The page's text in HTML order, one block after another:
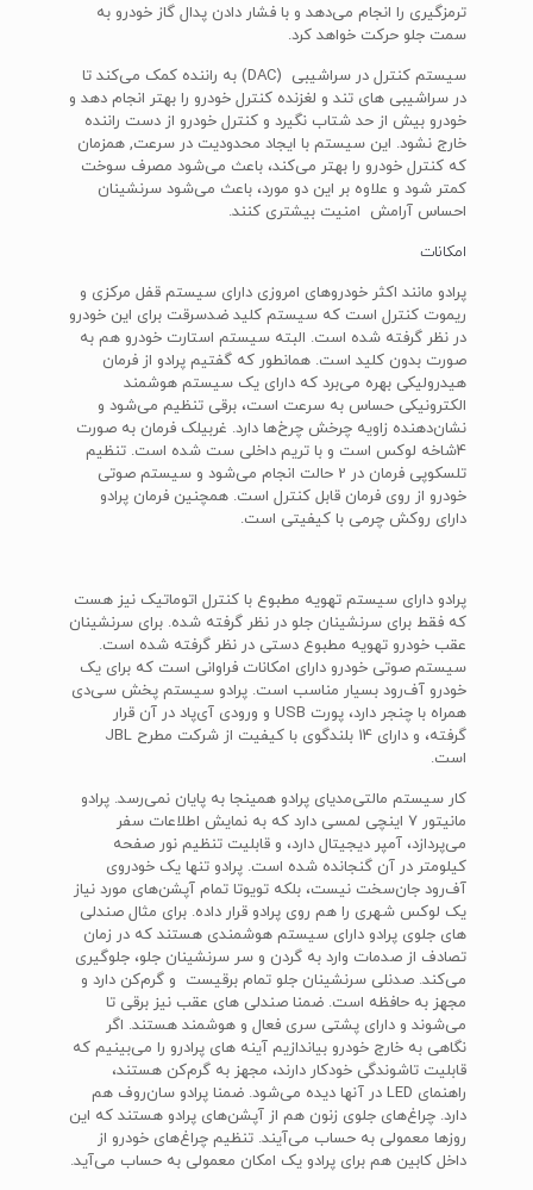
ترمزگیری را انجام می‌دهد و با فشار دادن پدال گاز خودرو به
سمت جلو حرکت خواهد کرد.
سیستم کنترل در سراشیبی (DAC) به راننده کمک می‌کند تا
در سراشیبی های تند و لغزنده کنترل خودرو را بهتر انجام دهد و
خودرو بیش از حد شتاب نگیرد و کنترل خودرو از دست راننده
خارج نشود. این سیستم با ایجاد محدودیت در سرعت, همزمان
که کنترل خودرو را بهتر می‌کند، باعث می‌شود مصرف سوخت
کمتر شود و علاوه بر این دو مورد، باعث می‌شود سرنشینان
احساس آرامش امنیت بیشتری کنند.
امکانات
پرادو مانند اکثر خودروهای امروزی دارای سیستم قفل مرکزی و
ریموت کنترل است که سیستم کلید ضدسرقت برای این خودرو
در نظر گرفته شده است. البته سیستم استارت خودرو هم به
صورت بدون کلید است. همانطور که گفتیم پرادو از فرمان
هیدرولیکی بهره می‌برد که دارای یک سیستم هوشمند
الکترونیکی حساس به سرعت است، برقی تنظیم می‌شود و
نشان‌دهنده زاویه چرخش چرخ‌ها دارد. غربیلک فرمان به صورت
4شاخه لوکس است و با تریم داخلی ست شده است. تنظیم
تلسکوپی فرمان در 2 حالت انجام می‌شود و سیستم صوتی
خودرو از روی فرمان قابل کنترل است. همچنین فرمان پرادو
دارای روکش چرمی با کیفیتی است.
پرادو دارای سیستم تهویه مطبوع با کنترل اتوماتیک نیز هست
که فقط برای سرنشینان جلو در نظر گرفته شده. برای سرنشینان
عقب خودرو تهویه مطبوع دستی در نظر گرفته شده است.
سیستم صوتی خودرو دارای امکانات فراوانی است که برای یک
خودرو آف‌رود بسیار مناسب است. پرادو سیستم پخش سی‌دی
همراه با چنجر دارد، پورت USB و ورودی آی‌پاد در آن قرار
گرفته، و دارای 14 بلندگوی با کیفیت از شرکت مطرح JBL
است.
کار سیستم مالتی‌مدیای پرادو همینجا به پایان نمی‌رسد. پرادو
مانیتور 7 اینچی لمسی دارد که به نمایش اطلاعات سفر
می‌پردازد، آمپر دیجیتال دارد، و قابلیت تنظیم نور صفحه
کیلومتر در آن گنجانده شده است. پرادو تنها یک خودروی
آف‌رود جان‌سخت نیست، بلکه تویوتا تمام آپشن‌های مورد نیاز
یک لوکس شهری را هم روی پرادو قرار داده. برای مثال صندلی
های جلوی پرادو دارای سیستم هوشمندی هستند که در زمان
تصادف از صدمات وارد به گردن و سر سرنشینان جلو، جلوگیری
می‌کند. صدنلی سرنشینان جلو تمام برقیست و گرم‌کن دارد و
مجهز به حافظه است. ضمنا صندلی های عقب نیز برقی تا
می‌شوند و دارای پشتی سری فعال و هوشمند هستند. اگر
نگاهی به خارج خودرو بیاندازیم آینه های پرادرو را می‌بینیم که
قابلیت تاشوندگی خودکار دارند، مجهز به گرم‌کن هستند،
راهنمای LED در آنها دیده می‌شود. ضمنا پرادو سان‌روف هم
دارد. چراغ‌های جلوی زنون هم از آپشن‌های پرادو هستند که این
روزها معمولی به حساب می‌آیند. تنظیم چراغ‌های خودرو از
داخل کابین هم برای پرادو یک امکان معمولی به حساب می‌آید.